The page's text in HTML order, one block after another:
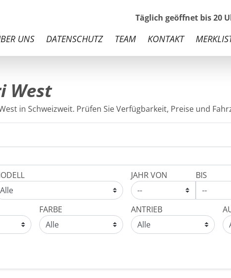
Täglich geöffnet bis 20
UNS DATENSCHUTZ TEAM KONTAKT
West
in Schweizweit. Prüfen Sie Verfügbarkeit, Preise und
JAHR VON BIS
FARBE ANTRIEB